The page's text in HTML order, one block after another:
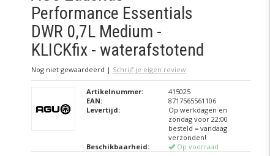
Performance Essentials
DWR 0,7L Medium -
KLICKfix - waterafstotend
Nog niet gewaardeerd | Schrijf je eigen review
Artikelnummer:
415025
EAN:
8717565561106
Levertijd:
Op werkdagen en
zondag voor 22:00
besteld = vandaag
verzonden!
Beschikbaarheid:
Op voorraad